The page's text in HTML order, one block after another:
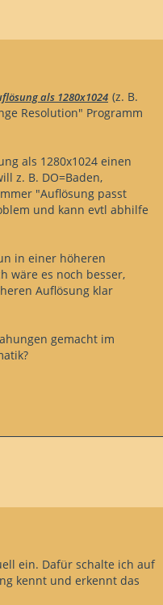
als 1280x1024 (z. B.
Resolution" Programm
als 1280x1024 einen
z. B. DO=Baden,
"Auflösung passt
und kann evtl abhilfe
in einer höheren
wäre es noch besser,
Auflösung klar
gemacht im
ein. Dafür schalte ich auf
kennt und erkennt das